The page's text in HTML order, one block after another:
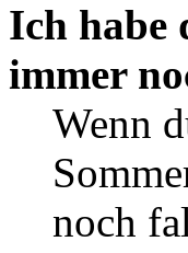
Ich habe
immer
Wenn
noch